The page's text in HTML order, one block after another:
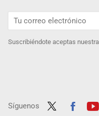
Suscribiéndote aceptas nuestra
Síguenos